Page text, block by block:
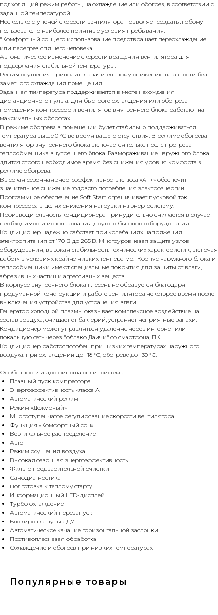
подходящий режим работы, на охлаждение или обогрев, в соответствии с
заданной температурой.
Несколько ступеней скорости вентилятора позволяет создать любому
пользователю наиболее приятные условия пребывания.
"Комфортный сон", его использование предотвращает переохлаждение
или перегрев спящего человека.
Автоматическое изменение скорости вращения вентилятора для
поддержания стабильной температуры.
Режим осушения приводит к значительному снижению влажности без
заметного охлаждения помещения.
Заданная температура поддерживается в месте нахождения
дистанционного пульта. Для быстрого охлаждения или обогрева
помещения компрессор и вентилятор внутреннего блока работают на
максимальных оборотах.
В режиме обогрева в помещении будет стабильно поддерживаться
температура выше 0 °С во время вашего отсутствия. В режиме обогрева
вентилятор внутреннего блока включается только после прогрева
теплообменника внутреннего блока. Размораживание наружного блока
длится строго необходимое время без снижения уровня комфорта в
режиме обогрева.
Высокая сезонная энергоэффективность класса «А++» обеспечит
значительное снижение годового потребления электроэнергии.
Программное обеспечение Soft Start ограничивает пусковой ток
компрессора в целях снижения нагрузки на энергосистему.
Производительность кондиционера принудительно снижается в случае
необходимости использования другого бытового оборудования.
Кондиционер надежно работает при колебаниях напряжения
электропитания от 170 В до 265 В. Многоуровневая защита узлов
оборудования, высокая стабильность технических характеристик, включая
работу в условиях крайне низких температур. Корпус наружного блока и
теплообменники имеют специальные покрытия для защиты от влаги,
абразивных частиц и агрессивных веществ.
В корпусе внутреннего блока плесень не образуется благодаря
продуманной конструкции и работе вентилятора некоторое время после
выключения устройства для устранения влаги.
Генератор холодной плазмы оказывает комплексное воздействие на
состав воздуха, очищает от бактерий, устраняет неприятные запахи.
Кондиционер может управляться удаленно через интернет или
локальную сеть через "облако Даичи" со смартфона, ПК.
Кондиционер работоспособен при низких температурах наружного
воздуха: при охлаждении до -18 °С, обогреве до -30 °С.
Особенности и достоинства сплит системы:
Плавный пуск компрессора
Энергоэффективность класса А
Автоматический режим
Режим «Дежурный»
Многоступенчатое регулирование скорости вентилятора
Функция «Комфортный сон»
Вертикальное распределение
Авто
Режим осушения воздуха
Высокая сезонная энергоэффективность
Фильтр предварительной очистки
Самодиагностика
Подготовка к теплому старту
Информационный LED-дисплей
Турбо охлаждение
Автоматический перезапуск
Блокировка пульта ДУ
Автоматическое качание горизонтальной заслонки
Противоплесневая обработка
Охлаждение и обогрев при низких температурах
Популярные товары